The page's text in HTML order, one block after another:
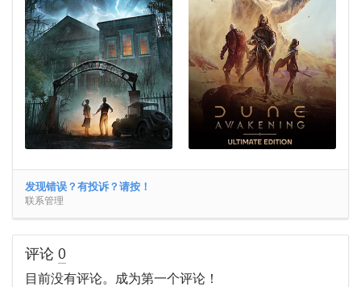
发现错误？有投诉？请按！
联系管理
评论 0
目前没有评论。成为第一个评论！